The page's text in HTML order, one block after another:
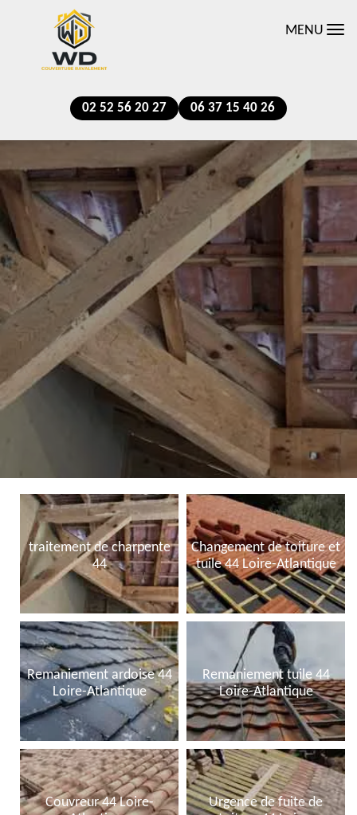
MENU
02 52 56 20 27 06 37 15 40 26
traitement de charpente
44
Changement de toiture et
tuile 44 Loire-Atlantique
Remaniement ardoise 44
Loire-Atlantique
Remaniement tuile 44
Loire-Atlantique
Couvreur 44 Loire-
Urgence de fuite de